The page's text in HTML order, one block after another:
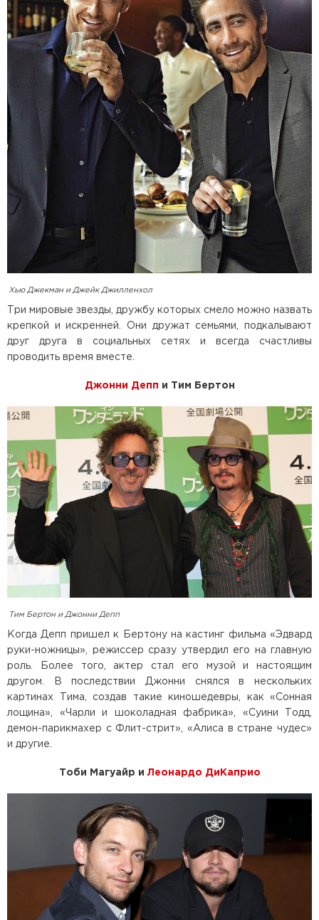
Хью Джекман и Джейк Джилленхол
Три мировые звезды, дружбу которых смело можно назвать
крепкой и искренней. Они дружат семьями, подкалывают
друг друга в социальных сетях и всегда счастливы
проводить время вместе.
Джонни Депп и Тим Бертон
Тим Бертон и Джонни Депп
Когда Депп пришел к Бертону на кастинг фильма «Эдвард
руки-ножницы», режиссер сразу утвердил его на главную
роль. Более того, актер стал его музой и настоящим
другом. В последствии Джонни снялся в нескольких
картинах Тима, создав такие киношедевры, как «Сонная
лощина», «Чарли и шоколадная фабрика», «Суини Тодд,
демон-парикмахер с Флит-стрит», «Алиса в стране чудес»
и другие.
Тоби Магуайр иЛеонардо ДиКаприо